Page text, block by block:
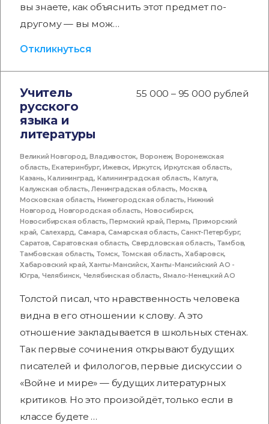
вы знаете, как объяснить этот предмет по-
другому — вы мож…
Откликнуться
Учитель
русского
языка и
литературы
55 000 – 95 000 рублей
Великий Новгород,Владивосток, Воронеж,Воронежская
область,Екатеринбург,Ижевск, Иркутск,Иркутская область,
Казань,Калининград, Калининградская область, Калуга,
Калужская область,Ленинградская область, Москва,
Московская область,Нижегородская область,Нижний
Новгород,Новгородская область, Новосибирск,
Новосибирская область,Пермский край,Пермь,Приморский
край, Салехард, Самара,Самарская область,Санкт-Петербург,
Саратов,Саратовская область,Свердловская область, Тамбов,
Тамбовская область,Томск, Томская область,Хабаровск,
Хабаровский край,Ханты-Мансийск,Ханты-Мансийский АО -
Югра, Челябинск, Челябинская область,Ямало-Ненецкий АО
Толстой писал, что нравственность человека
видна в его отношении к слову. А это
отношение закладывается в школьных стенах.
Так первые сочинения открывают будущих
писателей и филологов, первые дискуссии о
«Войне и мире» — будущих литературных
критиков. Но это произойдёт, только если в
классе будете …